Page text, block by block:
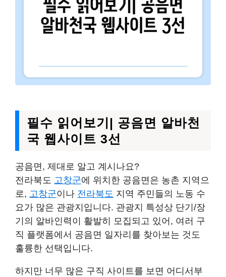
필수 읽어보기| 공음면 알바천
국 웹사이트 3선
공음면, 제대로 알고 계시나요?
전라북도 고창군에 위치한 공음면은 농촌 지역으
로, 고창군이나 전라북도 지역 주민들의 노동 수
요가 많은 관광지입니다. 관광지 특성상 단기/장
기의 알바인력이 활발히 모집되고 있어, 여러 구
직 플랫폼에서 공음면 일자리를 찾아보는 것도
훌륭한 선택입니다.
하지만 너무 많은 구직 사이트를 보면 어디서부